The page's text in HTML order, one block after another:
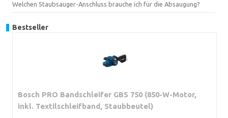
Welchen Staubsauger-Anschluss brauche ich für die Absaugung?
Bestseller
Bosch PRO Bandschleifer GBS 750 (850-W-Motor,
inkl. Textilschleifband, Staubbeutel)